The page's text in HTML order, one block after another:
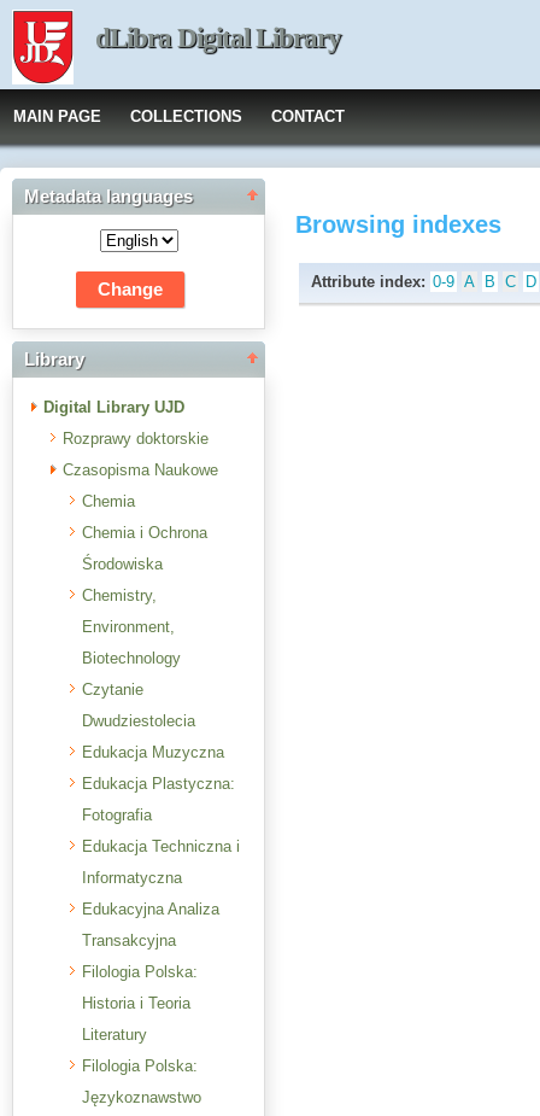
dLibra Digital Library
MAIN PAGE COLLECTIONS CONTACT
Metadata languages
Library
Digital Library UJD
Rozprawy doktorskie
Czasopisma Naukowe
Chemia
Chemia i Ochrona
Środowiska
Chemistry,
Environment,
Biotechnology
Czytanie
Dwudziestolecia
Edukacja Muzyczna
Edukacja Plastyczna:
Fotografia
Edukacja Techniczna i
Informatyczna
Edukacyjna Analiza
Transakcyjna
Filologia Polska:
Historia i Teoria
Literatury
Filologia Polska:
Językoznawstwo
Browsing indexes
Attribute index: 0-9 A B C D